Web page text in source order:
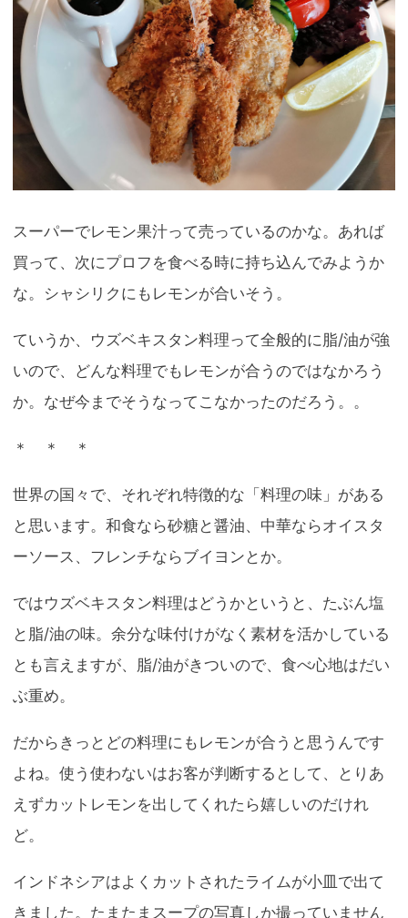
スーパーでレモン果汁って売っているのかな。あれば
買って、次にプロフを食べる時に持ち込んでみようか
な。シャシリクにもレモンが合いそう。
ていうか、ウズベキスタン料理って全般的に脂/油が強
いので、どんな料理でもレモンが合うのではなかろう
か。なぜ今までそうなってこなかったのだろう。。
＊ ＊ ＊
世界の国々で、それぞれ特徴的な「料理の味」がある
と思います。和食なら砂糖と醤油、中華ならオイスタ
ーソース、フレンチならブイヨンとか。
ではウズベキスタン料理はどうかというと、たぶん塩
と脂/油の味。余分な味付けがなく素材を活かしている
とも言えますが、脂/油がきついので、食べ心地はだい
ぶ重め。
だからきっとどの料理にもレモンが合うと思うんです
よね。使う使わないはお客が判断するとして、とりあ
えずカットレモンを出してくれたら嬉しいのだけれ
ど。
インドネシアはよくカットされたライムが小皿で出て
きました。たまたまスープの写真しか撮っていません